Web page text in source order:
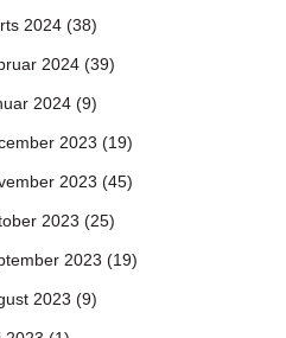
2024 (38)
2024 (39)
2024 (9)
2023 (19)
2023 (45)
2023 (25)
2023 (19)
2023 (9)